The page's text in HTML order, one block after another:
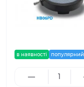
в наявності популярний